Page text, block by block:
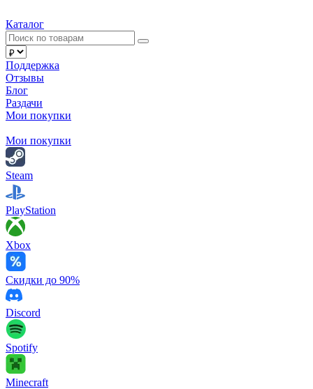
Каталог
Поддержка
Отзывы
Блог
Раздачи
Мои покупки
Мои покупки
Steam
PlayStation
Xbox
Скидки до 90%
Discord
Spotify
Minecraft